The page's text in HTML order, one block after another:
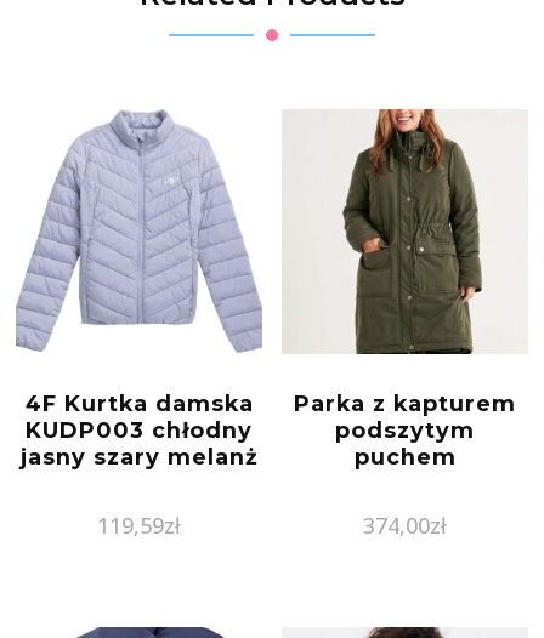
4F Kurtka damska
KUDP003 chłodny
jasny szary melanż
119,59zł
Parka z kapturem
podszytym
puchem
374,00zł